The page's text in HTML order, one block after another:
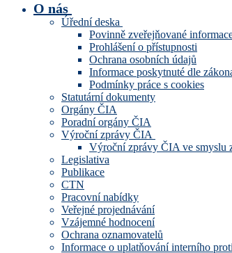
O nás
Úřední deska
Povinně zveřejňované
Prohlášení o přístupnosti
Ochrana osobních údajů
Informace poskytnuté dle
Podmínky práce s cookies
Statutární dokumenty
Orgány ČIA
Poradní orgány ČIA
Výroční zprávy ČIA
Výroční zprávy ČIA ve smyslu
Legislativa
Publikace
CTN
Pracovní nabídky
Veřejné projednávání
Vzájemné hodnocení
Ochrana oznamovatelů
Informace o uplatňování interního